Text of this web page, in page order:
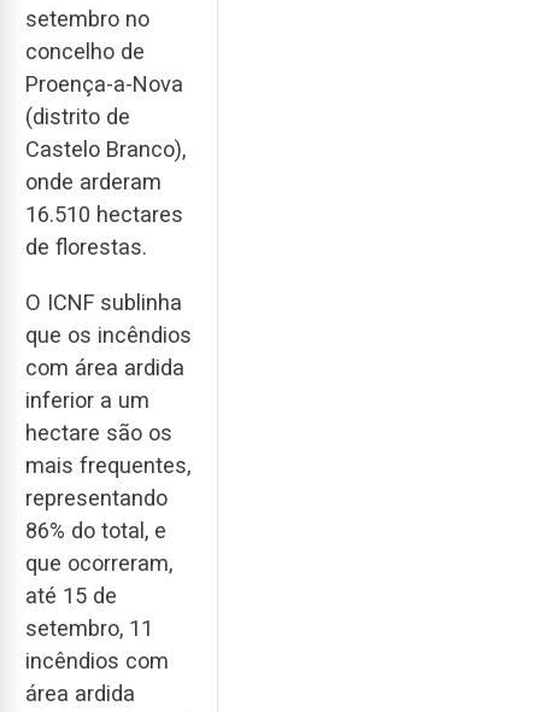
setembro no
concelho de
Proença-a-Nova
(distrito de
Castelo Branco),
onde arderam
16.510 hectares
de florestas.
O ICNF sublinha
que os incêndios
com área ardida
inferior a um
hectare são os
mais frequentes,
representando
86% do total, e
que ocorreram,
até 15 de
setembro, 11
incêndios com
área ardida